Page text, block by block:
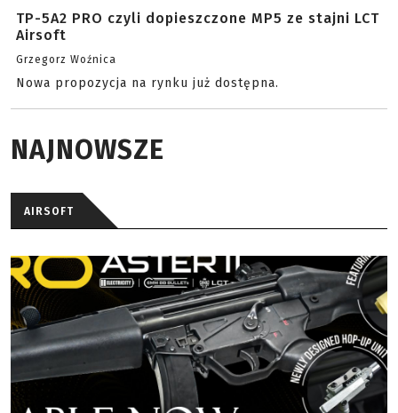
TP-5A2 PRO czyli dopieszczone MP5 ze stajni LCT
Airsoft
Grzegorz Woźnica
Nowa propozycja na rynku już dostępna.
NAJNOWSZE
AIRSOFT